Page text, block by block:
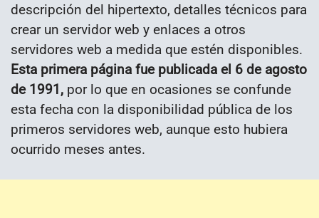
descripción del hipertexto, detalles técnicos para
crear un servidor web y enlaces a otros
servidores web a medida que estén disponibles.
Esta primera página fue publicada el 6 de agosto
de 1991, por lo que en ocasiones se confunde
esta fecha con la disponibilidad pública de los
primeros servidores web, aunque esto hubiera
ocurrido meses antes.